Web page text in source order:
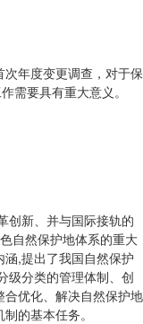
次年度变更调查，对于保
需要具有重大意义。
创新、并与国际接轨的
自然保护地体系的重大
,提出了我国自然保护
级分类的管理体制、创
优化、解决自然保护地
的基本任务。